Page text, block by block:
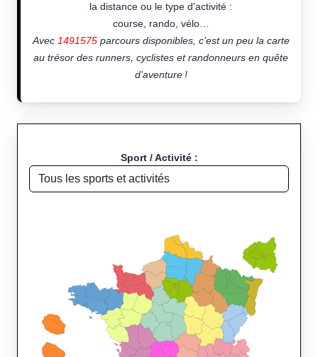
la distance ou le type d'activité :
course, rando, vélo…
Avec 1491575parcours disponibles, c’est un peu la carte
au trésor des runners, cyclistes et randonneurs en quête
d’aventure !
Sport / Activité :